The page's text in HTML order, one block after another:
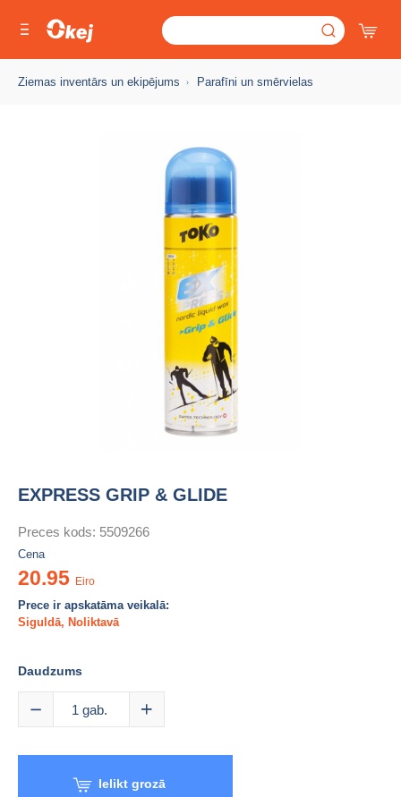
Ziemas inventārs un ekipējums Parafīni un smērvielas
EXPRESS GRIP & GLIDE
Preces kods: 5509266
Cena
20.95 Eiro
Prece ir apskatāma veikalā:
Siguldā, Noliktavā
Daudzums
1 gab.
Ielikt grozā